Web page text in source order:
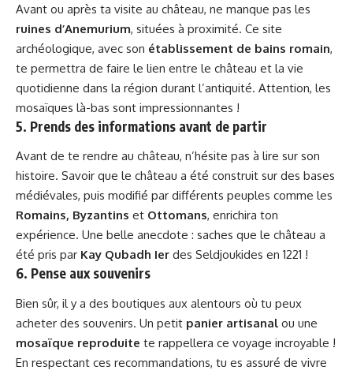
Avant ou après ta visite au château, ne manque pas les
ruines d’Anemurium, situées à proximité. Ce site
archéologique, avec son établissement de bains romain,
te permettra de faire le lien entre le château et la vie
quotidienne dans la région durant l’antiquité. Attention, les
mosaïques là-bas sont impressionnantes !
5. Prends des informations avant de partir
Avant de te rendre au château, n’hésite pas à lire sur son
histoire. Savoir que le château a été construit sur des bases
médiévales, puis modifié par différents peuples comme les
Romains, Byzantins et Ottomans, enrichira ton
expérience. Une belle anecdote : saches que le château a
été pris par Kay Qubadh Ier des Seldjoukides en 1221 !
6. Pense aux souvenirs
Bien sûr, il y a des boutiques aux alentours où tu peux
acheter des souvenirs. Un petit panier artisanal ou une
mosaïque reproduite te rappellera ce voyage incroyable !
En respectant ces recommandations, tu es assuré de vivre